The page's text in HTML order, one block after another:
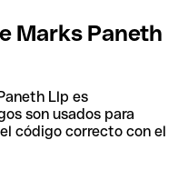
Marks Paneth
Llp es
son usados para
código correcto con el